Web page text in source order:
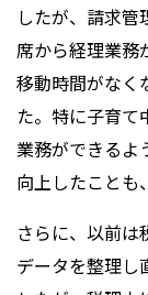
したが、請求管
席から経理業務
移動時間がなく
た。特に子育
業務ができるよ
向上したことも
さらに、以前は
データを整理し